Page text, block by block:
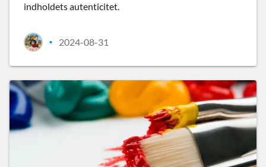
indholdets autenticitet.
• 2024-08-31